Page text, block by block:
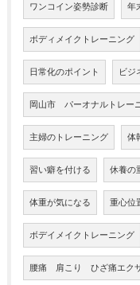
ワンコイン姿勢診断 年
ボディメイクトレーニング
日常化のポイント ビジ
岡山市 パーオナルトレー
主婦のトレーニング 体
習い癖を付ける 休養の
体重が気になる 重心位
ボデイメイクトレーニング
腰痛 肩こり ひざ痛エク